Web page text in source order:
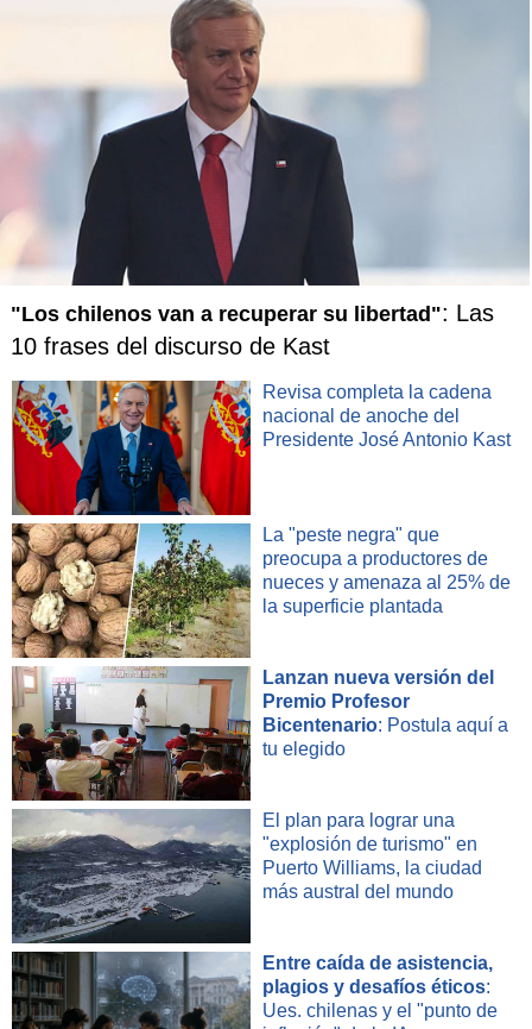
"Los chilenos van a recuperar su libertad": Las
10 frases del discurso de Kast
Revisa completa la cadena
nacional de anoche del
Presidente José Antonio Kast
La "peste negra" que
preocupa a productores de
nueces y amenaza al 25% de
la superficie plantada
Lanzan nueva versión del
Premio Profesor
Bicentenario: Postula aquí a
tu elegido
El plan para lograr una
"explosión de turismo" en
Puerto Williams, la ciudad
más austral del mundo
Entre caída de asistencia,
plagios y desafíos éticos:
Ues. chilenas y el "punto de